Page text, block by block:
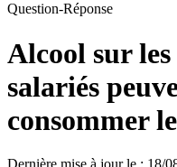
Question-Réponse
Alcool sur
salariés
consommer